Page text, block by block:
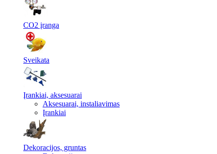
CO2 įranga
Sveikata
Įrankiai, aksesuarai
Aksesuarai, instaliavimas
Įrankiai
Dekoracijos, gruntas